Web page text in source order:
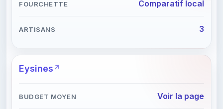
Comparatif local
3
Eysines
Voir la page